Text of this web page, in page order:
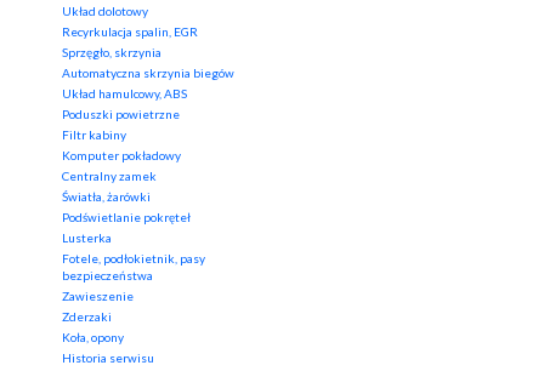
Układ dolotowy
Recyrkulacja spalin, EGR
Sprzęgło, skrzynia
Automatyczna skrzynia biegów
Układ hamulcowy, ABS
Poduszki powietrzne
Filtr kabiny
Komputer pokładowy
Centralny zamek
Światła, żarówki
Podświetlanie pokręteł
Lusterka
Fotele, podłokietnik, pasy
bezpieczeństwa
Zawieszenie
Zderzaki
Koła, opony
Historia serwisu